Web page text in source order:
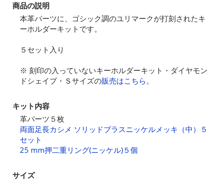
商品の説明
本革パーツに、ゴシック調のユリマークが打刻されたキ
ーホルダーキットです。
５セット入り
※ 刻印の入っていないキーホルダーキット・ダイヤモン
ドシェイプ・Ｓサイズの販売はこちら。
キット内容
革パーツ５枚
両面足長カシメ ソリッドブラスニッケルメッキ（中）５
セット
25 mm押二重リング(ニッケル)５個
サイズ